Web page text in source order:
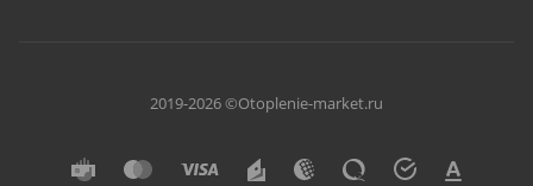
2019-2026 ©Otoplenie-market.ru